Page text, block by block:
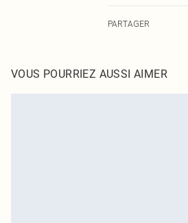
Veuillez noter que
également être
PARTAGER
VOUS POURRIEZ AUSSI AIMER